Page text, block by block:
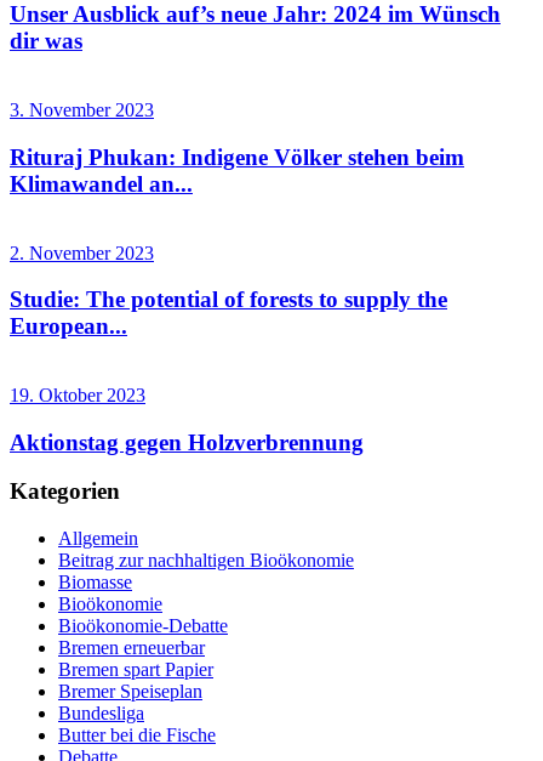
Unser Ausblick auf’s neue Jahr: 2024 im Wünsch
dir was
3. November 2023
Rituraj Phukan: Indigene Völker stehen beim
Klimawandel an...
2. November 2023
Studie: The potential of forests to supply the
European...
19. Oktober 2023
Aktionstag gegen Holzverbrennung
Kategorien
Allgemein
Beitrag zur nachhaltigen Bioökonomie
Biomasse
Bioökonomie
Bioökonomie-Debatte
Bremen erneuerbar
Bremen spart Papier
Bremer Speiseplan
Bundesliga
Butter bei die Fische